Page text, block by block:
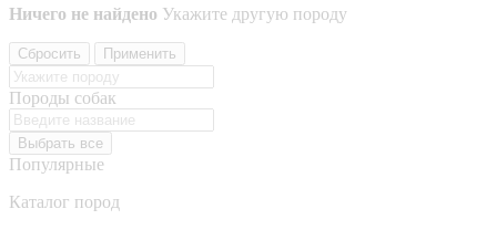
Ничего не найдено Укажите другую породу
Сбросить Применить
Породы собак
Выбрать все
Популярные
Каталог пород